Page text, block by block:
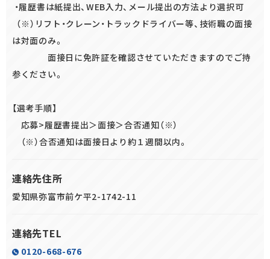
・履歴書は紙提出、WEB入力、メール提出の方法より選択可
（※）リフト・クレーン・トラックドライバー等、技術職の面接
は対面のみ。
面接日に免許証を確認させていただきますのでご持
参ください。
【選考手順】
応募>履歴書提出＞面接＞合否通知（※）
（※）合否通知は面接日より約１週間以内。
連絡先住所
愛知県弥富市前ケ平2-1742-11
連絡先TEL
0120-668-676